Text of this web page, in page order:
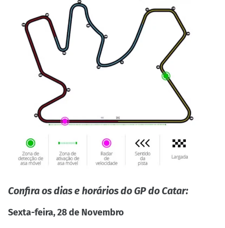
Confira os dias e horários do GP do Catar:
Sexta-feira, 28 de Novembro